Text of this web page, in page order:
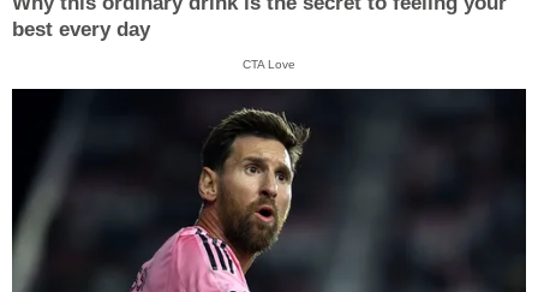
best every day
CTA Love